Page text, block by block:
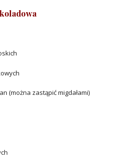
(można zastąpić migdałami)